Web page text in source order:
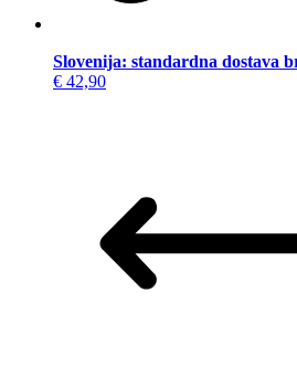
Slovenija: standardna dostava
€ 42,90